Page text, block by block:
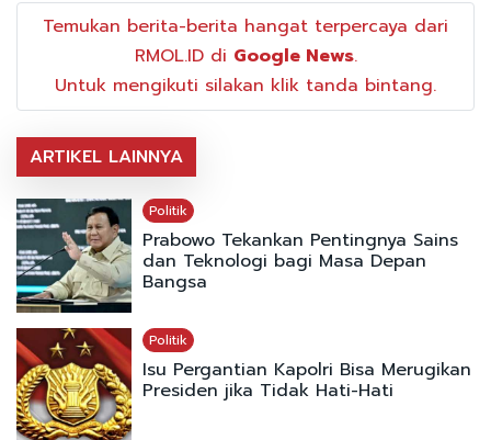
Temukan berita-berita hangat terpercaya dari
RMOL.ID di Google News.
Untuk mengikuti silakan klik tanda bintang.
ARTIKEL LAINNYA
Politik
Prabowo Tekankan Pentingnya Sains
dan Teknologi bagi Masa Depan
Bangsa
Politik
Isu Pergantian Kapolri Bisa Merugikan
Presiden jika Tidak Hati-Hati